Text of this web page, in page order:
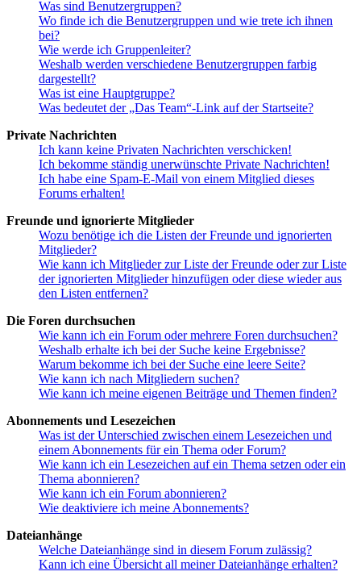
Was sind Benutzergruppen?
Wo finde ich die Benutzergruppen und wie trete ich ihnen
bei?
Wie werde ich Gruppenleiter?
Weshalb werden verschiedene Benutzergruppen farbig
dargestellt?
Was ist eine Hauptgruppe?
Was bedeutet der „Das Team“-Link auf der Startseite?
Private Nachrichten
Ich kann keine Privaten Nachrichten verschicken!
Ich bekomme ständig unerwünschte Private Nachrichten!
Ich habe eine Spam-E-Mail von einem Mitglied dieses
Forums erhalten!
Freunde und ignorierte Mitglieder
Wozu benötige ich die Listen der Freunde und ignorierten
Mitglieder?
Wie kann ich Mitglieder zur Liste der Freunde oder zur Liste
der ignorierten Mitglieder hinzufügen oder diese wieder aus
den Listen entfernen?
Die Foren durchsuchen
Wie kann ich ein Forum oder mehrere Foren durchsuchen?
Weshalb erhalte ich bei der Suche keine Ergebnisse?
Warum bekomme ich bei der Suche eine leere Seite?
Wie kann ich nach Mitgliedern suchen?
Wie kann ich meine eigenen Beiträge und Themen finden?
Abonnements und Lesezeichen
Was ist der Unterschied zwischen einem Lesezeichen und
einem Abonnements für ein Thema oder Forum?
Wie kann ich ein Lesezeichen auf ein Thema setzen oder ein
Thema abonnieren?
Wie kann ich ein Forum abonnieren?
Wie deaktiviere ich meine Abonnements?
Dateianhänge
Welche Dateianhänge sind in diesem Forum zulässig?
Kann ich eine Übersicht all meiner Dateianhänge erhalten?